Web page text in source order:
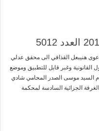
هنيبعل القذافي الى محقق عدلي
وغبر قابل للتطبيق وموضع
السيد موسى الصدر المحامي شادي
الجزائية السادسة لمحكمة